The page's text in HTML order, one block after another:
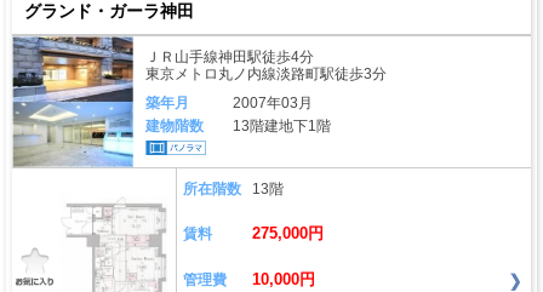
グランド・ガーラ神田
ＪＲ山手線神田駅徒歩4分
東京メトロ丸ノ内線淡路町駅徒歩3分
築年月
2007年03月
建物階数
13階建地下1階
所在階数 13階
賃料 275,000円
管理費 10,000円